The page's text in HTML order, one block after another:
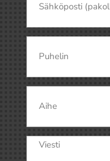
Viesti(Pakollinen)